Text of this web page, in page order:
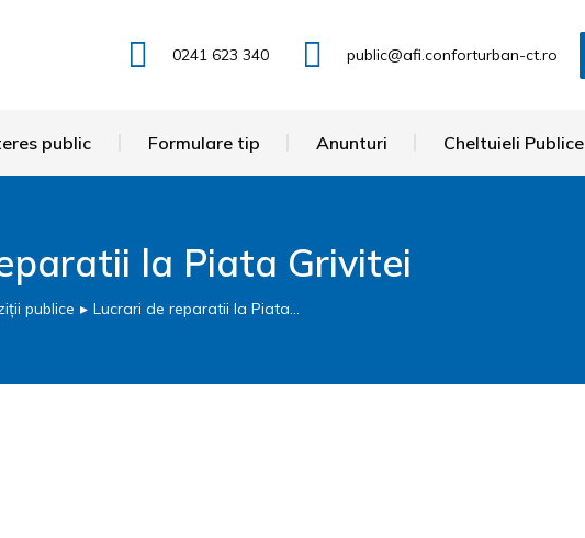
0241 623 340 public@afi.conforturban-ct.ro
public Formulare tip Anunturi Cheltuieli Publice
la Piata Grivitei
publice Lucrari de reparatii la Piata…